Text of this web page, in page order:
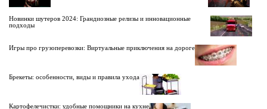
Новинки шутеров 2024: Грандиозные релизы и инновационные
подходы
Игры про грузоперевозки: Виртуальные приключения на дороге
Брекеты: особенности, виды и правила ухода
Картофелечистки: удобные помощники на кухне